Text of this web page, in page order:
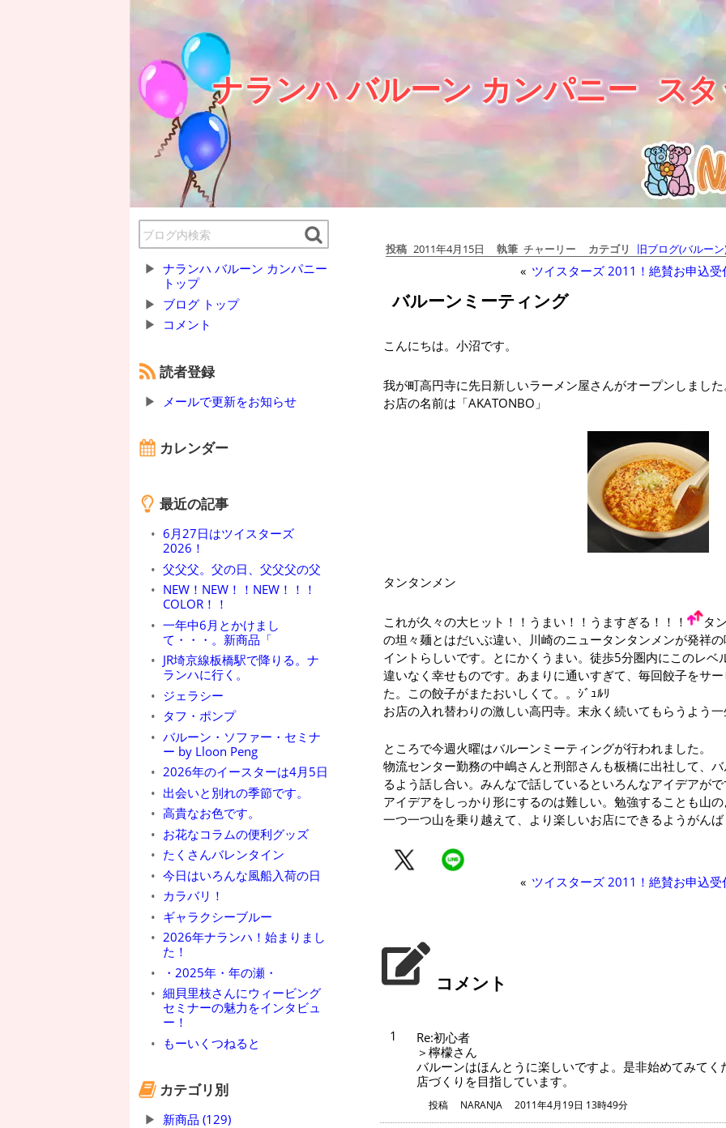
ナランハ バルーン カンパニー ス
ナランハ バルーン カンパニー
トップ
ブログ トップ
コメント
読者登録
メールで更新をお知らせ
カレンダー
最近の記事
6月27日はツイスターズ
2026！
父父父。父の日、父父父の父
NEW！NEW！！NEW！！！
COLOR！！
一年中6月とかけまし
て・・・。新商品「
JR埼京線板橋駅で降りる。ナ
ランハに行く。
ジェラシー
タフ・ポンプ
バルーン・ソファー・セミナ
ー by Lloon Peng
2026年のイースターは4月5日
出会いと別れの季節です。
高貴なお色です。
お花なコラムの便利グッズ
たくさんバレンタイン
今日はいろんな風船入荷の日
カラバリ！
ギャラクシーブルー
2026年ナランハ！始まりまし
た！
・2025年・年の瀬・
細貝里枝さんにウィービング
セミナーの魅力をインタビュ
ー！
もーいくつねると
カテゴリ別
新商品 (129)
投稿 2011年4月15日 執筆 チャーリー カテゴリ 旧ブログ(バルーン
« ツイスターズ 2011！絶賛お申込受
バルーンミーティング
こんにちは。小沼です。
我が町高円寺に先日新しいラーメン屋さんがオープンしまし
お店の名前は「AKATONBO」
タンタンメン
これが久々の大ヒット！！うまい！！うますぎる！！！
タ
の坦々麺とはだいぶ違い、川崎のニュータンタンメンが発祥
イントらしいです。とにかくうまい。徒歩5分圏内にこのレ
違いなく幸せものです。あまりに通いすぎて、毎回餃子をサ
た。この餃子がまたおいしくて。。ｼﾞｭﾙﾘ
お店の入れ替わりの激しい高円寺。末永く続いてもらうよう
ところで今週火曜はバルーンミーティングが行われました。
物流センター勤務の中嶋さんと刑部さんも板橋に出社して、
るよう話し合い。みんなで話しているといろんなアイデアが
アイデアをしっかり形にするのは難しい。勉強することも山
一つ一つ山を乗り越えて、より楽しいお店にできるようがん
« ツイスターズ 2011！絶賛お申込受
コメント
1
Re:初心者
＞檸檬さん
バルーンはほんとうに楽しいですよ。是非始めてみて
店づくりを目指しています。
投稿 NARANJA 2011年4月19日 13時49分